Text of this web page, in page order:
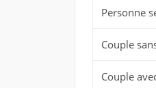
Personne
Couple
Couple